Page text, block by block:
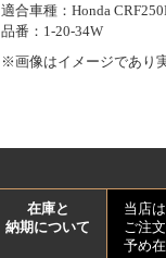
適合車種：Honda
品番：1-20-34W
※画像はイメージであり
在庫と
納期について
当店
ご注
予め